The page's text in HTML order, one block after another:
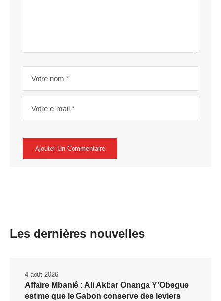
Les dernières nouvelles
Affaire Mbanié : Ali Akbar Onanga Y’Obegue
estime que le Gabon conserve des leviers
4 août 2026